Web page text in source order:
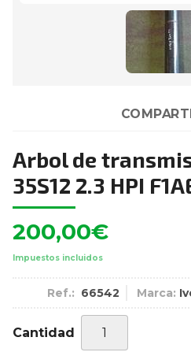
Arbol de
35S12 2.3 HPI
200,00€
Impuestos incluidos
Ref.: 66542 Marca:
Cantidad